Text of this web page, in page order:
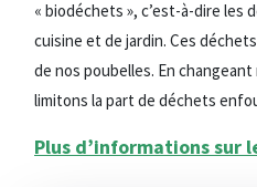
« biodéchets », c’est-à-dire les
cuisine et de jardin. Ces
de nos poubelles. En
limitons la part de déchets
Plus d’informations sur